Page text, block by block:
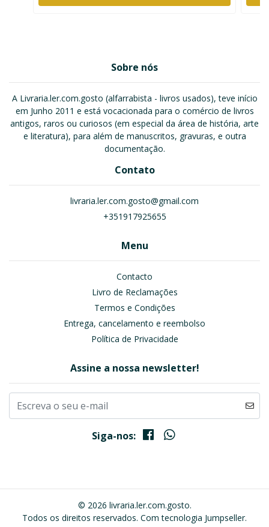
Sobre nós
A Livraria.ler.com.gosto (alfarrabista - livros usados), teve início
em Junho 2011 e está vocacionada para o comércio de livros
antigos, raros ou curiosos (em especial da área de história, arte
e literatura), para além de manuscritos, gravuras, e outra
documentação.
Contato
livraria.ler.com.gosto@gmail.com
+351917925655
Menu
Contacto
Livro de Reclamações
Termos e Condições
Entrega, cancelamento e reembolso
Política de Privacidade
Assine a nossa newsletter!
Siga-nos:
© 2026 livraria.ler.com.gosto.
Todos os direitos reservados. Com tecnologia Jumpseller.